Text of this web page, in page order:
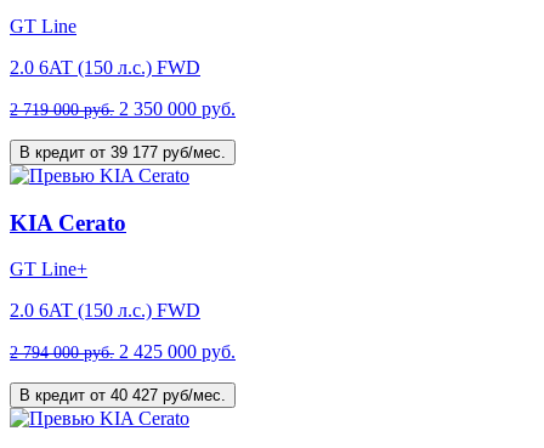
GT Line
2.0 6AT (150 л.с.) FWD
2 719 000 руб. 2 350 000 руб.
В кредит от 39 177 руб/мес.
KIA Cerato
GT Line+
2.0 6AT (150 л.с.) FWD
2 794 000 руб. 2 425 000 руб.
В кредит от 40 427 руб/мес.